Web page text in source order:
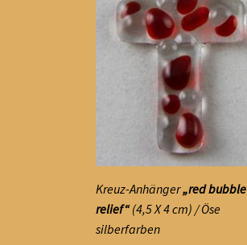
Kreuz-Anhänger„red bubble
relief“(4,5 X 4 cm) / Öse
silberfarben